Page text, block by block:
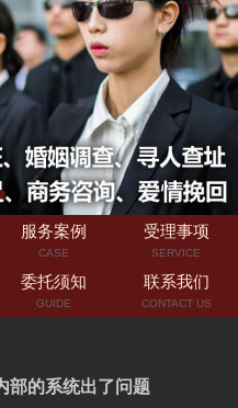
服务案例
CASE
受理事项
SERVICE
委托须知
GUIDE
联系我们
CONTACT US
部的系统出了问题